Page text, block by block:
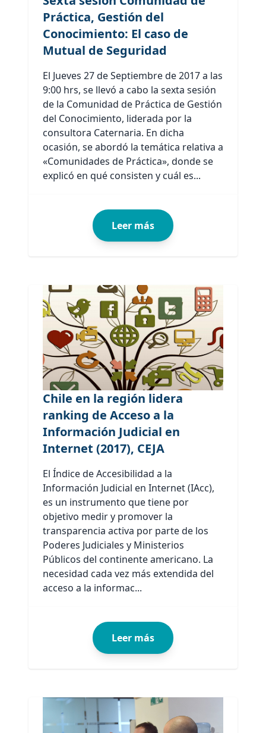
Práctica, Gestión del
Conocimiento: El caso de
Mutual de Seguridad
El Jueves 27 de Septiembre de 2017 a las
9:00 hrs, se llevó a cabo la sexta sesión
de la Comunidad de Práctica de Gestión
del Conocimiento, liderada por la
consultora Caternaria. En dicha
ocasión, se abordó la temática relativa a
«Comunidades de Práctica», donde se
explicó en qué consisten y cuál es...
Leer más
Chile en la región lidera
ranking de Acceso a la
Información Judicial en
Internet (2017), CEJA
El Índice de Accesibilidad a la
Información Judicial en Internet (IAcc),
es un instrumento que tiene por
objetivo medir y promover la
transparencia activa por parte de los
Poderes Judiciales y Ministerios
Públicos del continente americano. La
necesidad cada vez más extendida del
acceso a la informac...
Leer más